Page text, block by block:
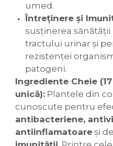
umed.
Întreținere și
susținerea
tractului urinar și
rezistenței
patogeni.
Ingrediente Cheie
unică): Plantele din
cunoscute pentru
antibacteriene,
antiinflamatoare și de